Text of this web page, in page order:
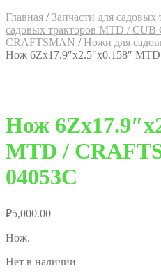
Главная / Запчасти для садовых
садовых тракторов MTD /
CRAFTSMAN / Ножи для
Нож 6Zх17.9″х2.5″х0.158″
Нож
MTD /
04053C
₽5,000.00
Нож.
Нет в наличии